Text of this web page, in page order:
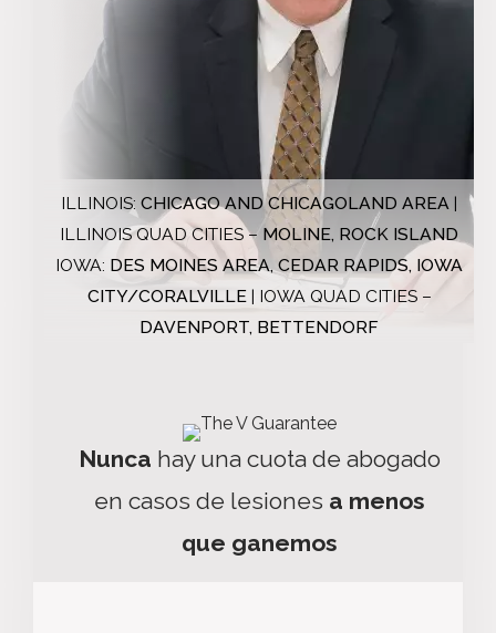
ILLINOIS: CHICAGO AND CHICAGOLAND AREA |
ILLINOIS QUAD CITIES – MOLINE, ROCK ISLAND
IOWA: DES MOINES AREA, CEDAR RAPIDS, IOWA
CITY/CORALVILLE| IOWA QUAD CITIES –
DAVENPORT, BETTENDORF
Nunca hay una cuota de abogado
en casos de lesiones a menos
que ganemos